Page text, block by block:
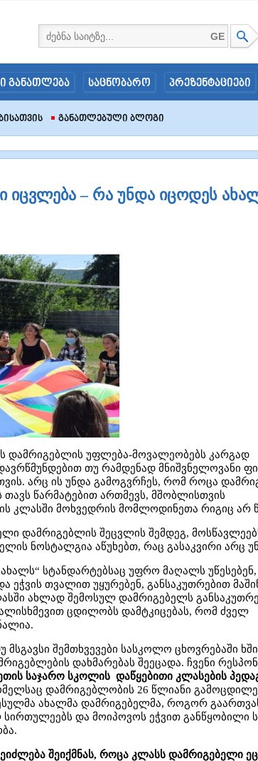
GE
განათლება საცნობარო პრეზენტაციები
Განათლებული Ბლოგი
– რა უნდა იცოდეს
დამრიგებლის უფლება-მოვალეობებს კარგად
თუ რამდენად მნიშვნელოვანი
არც ის უნდა გამოგვრჩეს, რომ როცა
წარმატებით ართმევს, მშობლისთვის
კლასში მოხვედრის მომლოდინეთა რიგიც არ
დამრიგებლის შეცვლის შემდეგ,
ნოსტალგია აწუხებთ, რაც გასაკვირი არც
სტანდარტებსაც უფრო მაღალს უწესებენ,
თვალით უყურებენ, განსაკუთრებით
ახლად შემოსულ დამრიგებელს
ცდილობს დამტკიცებას, რომ ძველ
შემთხვევები სასკოლო ცხოვრებაში
დახმარებას შეეცადა. ჩვენი
საჯარო სკოლის დაწყებითი კლასების
დამრიგებლობის 26 წლიანი
ახალმა დამრიგებელმა, როგორ
და მოიპოვოს ეჭვით განწყობილი
შეიქმნას, როცა კლასს დამრიგებელი